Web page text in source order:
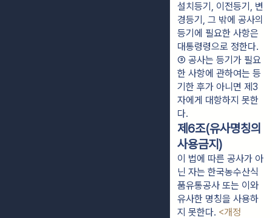
설치등기, 이전등기, 변
경등기, 그 밖에 공사의
등기에 필요한 사항은
대통령령으로 정한다.
③ 공사는 등기가 필요
한 사항에 관하여는 등
기한 후가 아니면 제3
자에게 대항하지 못한
다.
제6조(유사명칭의
사용금지)
이 법에 따른 공사가 아
닌 자는 한국농수산식
품유통공사 또는 이와
유사한 명칭을 사용하
지 못한다. <개정